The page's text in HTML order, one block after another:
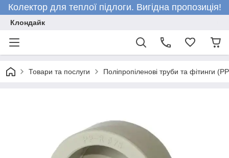
Колектор для теплої підлоги. Вигідна пропозиція!
Клондайк
Товари та послуги Поліпропіленові труби та фітинги